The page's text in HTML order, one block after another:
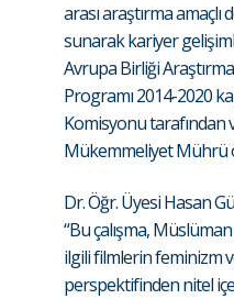
arası araştırma amaçlı
sunarak kariyer
Avrupa Birliği
Programı 2014-2020
Komisyonu tarafından
Mükemmeliyet Mührü
Dr. Öğr. Üyesi Hasan
“Bu çalışma,
ilgili filmlerin feminizm
perspektifinden nitel